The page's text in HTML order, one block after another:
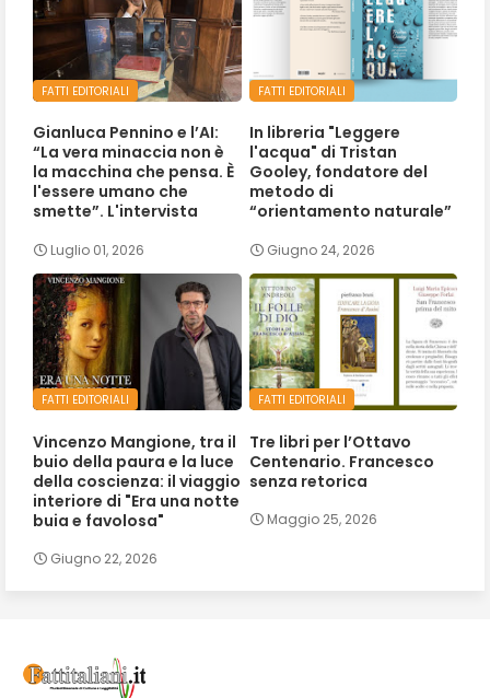
FATTI EDITORIALI
Gianluca Pennino e l’AI:
“La vera minaccia non è
la macchina che pensa. È
l'essere umano che
smette”. L'intervista
Luglio 01, 2026
FATTI EDITORIALI
In libreria "Leggere
l'acqua" di Tristan
Gooley, fondatore del
metodo di
“orientamento naturale”
Giugno 24, 2026
FATTI EDITORIALI
Vincenzo Mangione, tra il
buio della paura e la luce
della coscienza: il viaggio
interiore di "Era una notte
buia e favolosa"
Giugno 22, 2026
FATTI EDITORIALI
Tre libri per l’Ottavo
Centenario. Francesco
senza retorica
Maggio 25, 2026